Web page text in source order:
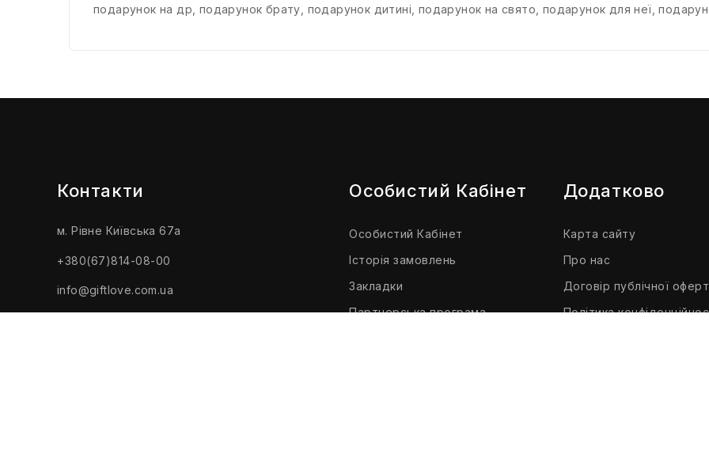
подарунок на др подарунок брату подарунок дитині подарунок на свято подарунок для неї ,
Контакти
м. Рівне Київська 67а
+380(67)814-08-00
info@giftlove.com.ua
Особистий Кабінет
Особистий Кабінет
Історія замовлень
Закладки
Партнерська програма
Додатково
Карта сайту
Про нас
Договір публічної
Політика